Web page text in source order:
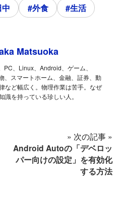
#外食 #生活
Matsuoka
PC、Linux、Android、ゲーム、
、スマートホーム、金融、証券、動
など幅広く。物理作業は苦手。なぜ
識を持っている珍しい人。
» 次の記事 »
Android Autoの「デベロッ
パー向けの設定」を有効化
する方法